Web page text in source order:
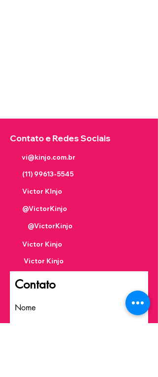
Contato e Redes Sociais
vi@kinjo.com.br
(11) 99613-5545
Victor KInjo
@VictorKinjo
@VictorKinjo
Victor Kinjo
Victor Kinjo
Contato
Nome